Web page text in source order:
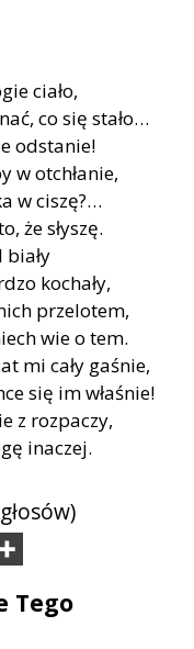
ciało,
co się stało…
odstanie!
w otchłanie,
w ciszę?…
że słyszę.
kochały,
przelotem,
wie o tem.
mi cały gaśnie,
się im właśnie!
z rozpaczy,
inaczej.
Tego